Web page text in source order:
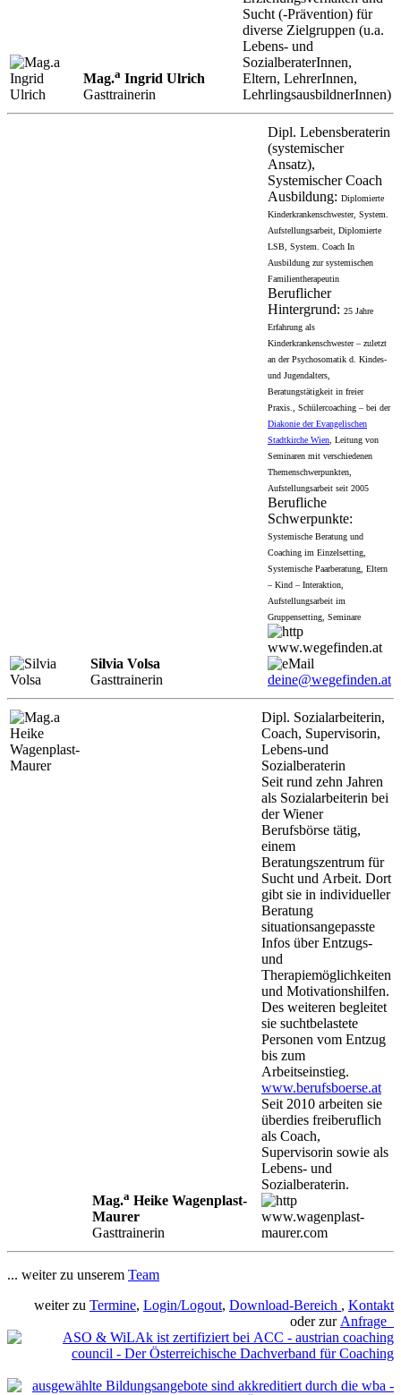
Mag.a Ingrid Ulrich
Gasttrainerin
Sucht (-Prävention) für
diverse Zielgruppen (u.a.
Lebens- und
SozialberaterInnen,
Eltern, LehrerInnen,
LehrlingsausbildnerInnen)
Silvia Volsa
Gasttrainerin
Dipl. Lebensberaterin
(systemischer
Ansatz),
Systemischer Coach
Ausbildung: Diplomierte
Kinderkrankenschwester, System.
Aufstellungsarbeit, Diplomierte
LSB, System. Coach In
Ausbildung zur systemischen
Familientherapeutin
Beruflicher
Hintergrund: 25 Jahre
Erfahrung als
Kinderkrankenschwester – zuletzt
an der Psychosomatik d. Kindes-
und Jugendalters,
Beratungstätigkeit in freier
Praxis., Schülercoaching – bei der
Diakonie der Evangelischen
Stadtkirche Wien , Leitung von
Seminaren mit verschiedenen
Themenschwerpunkten,
Aufstellungsarbeit seit 2005
Berufliche
Schwerpunkte:
Systemische Beratung und
Coaching im Einzelsetting,
Systemische Paarberatung, Eltern
– Kind – Interaktion,
Aufstellungsarbeit im
Gruppensetting, Seminare
www.wegefinden.at
deine@wegefinden.at
Mag.a Heike Wagenplast-
Maurer
Gasttrainerin
Dipl. Sozialarbeiterin,
Coach, Supervisorin,
Lebens-und
Sozialberaterin
Seit rund zehn Jahren
als Sozialarbeiterin bei
der Wiener
Berufsbörse tätig,
einem
Beratungszentrum für
Sucht und Arbeit. Dort
gibt sie in individueller
Beratung
situationsangepasste
Infos über Entzugs-
und
Therapiemöglichkeiten
und Motivationshilfen.
Des weiteren begleitet
sie suchtbelastete
Personen vom Entzug
bis zum
Arbeitseinstieg.
www.berufsboerse.at
Seit 2010 arbeiten sie
überdies freiberuflich
als Coach,
Supervisorin sowie als
Lebens- und
Sozialberaterin.
www.wagenplast-
maurer.com
... weiter zu unserem Team
weiter zu Termine, Login/Logout, Download-Bereich , Kontakt
oder zur Anfrage